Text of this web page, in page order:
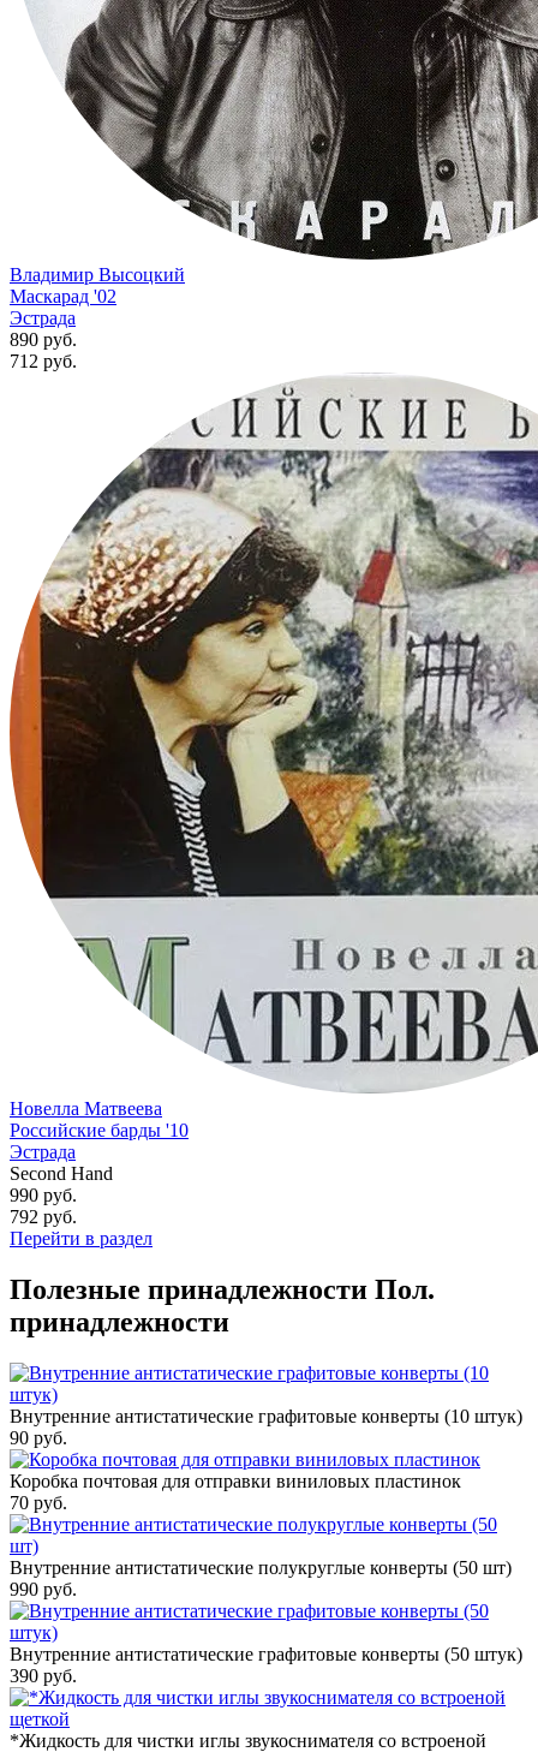
Владимир Высоцкий
Маскарад '02
Эстрада
890 руб.
712 руб.
Новелла Матвеева
Российские барды '10
Эстрада
Second Hand
990 руб.
792 руб.
Перейти в раздел
Полезные принадлежности Пол.
принадлежности
Внутренние антистатические графитовые конверты (10 штук)
90 руб.
Коробка почтовая для отправки виниловых пластинок
70 руб.
Внутренние антистатические полукруглые конверты (50 шт)
990 руб.
Внутренние антистатические графитовые конверты (50 штук)
390 руб.
*Жидкость для чистки иглы звукоснимателя со встроеной